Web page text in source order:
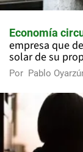
Economía
empresa que
solar de su
Por Pablo